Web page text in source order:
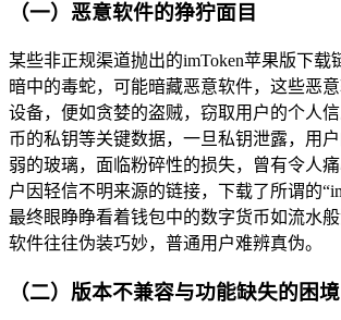
（一）恶意软件的狰狞面目
某些非正规渠道抛出的imToken苹果版下载
暗中的毒蛇，可能暗藏恶意软件，这些恶
设备，便如贪婪的盗贼，窃取用户的个人
币的私钥等关键数据，一旦私钥泄露，用
弱的玻璃，面临粉碎性的损失，曾有令人
户因轻信不明来源的链接，下载了所谓的
最终眼睁睁看着钱包中的数字货币如流水
软件往往伪装巧妙，普通用户难辨真伪。
（二）版本不兼容与功能缺失的困境